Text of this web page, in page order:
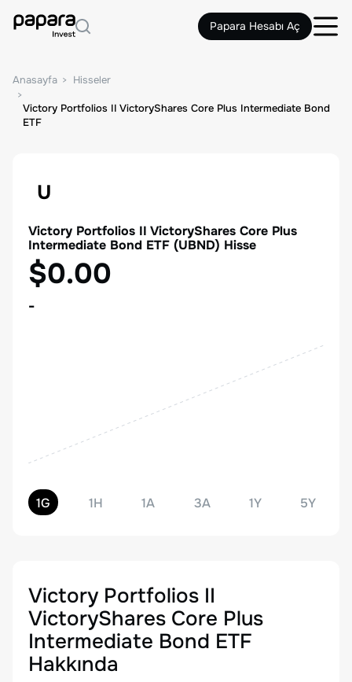
Papara Hesabı Aç
Anasayfa Hisseler
Victory Portfolios II VictoryShares Core Plus Intermediate Bond
ETF
U
Victory Portfolios II VictoryShares Core Plus
Intermediate Bond ETF (UBND) Hisse
$0.00
-
1G 1H 1A 3A 1Y 5Y
Victory Portfolios II
VictoryShares Core Plus
Intermediate Bond ETF
Hakkında